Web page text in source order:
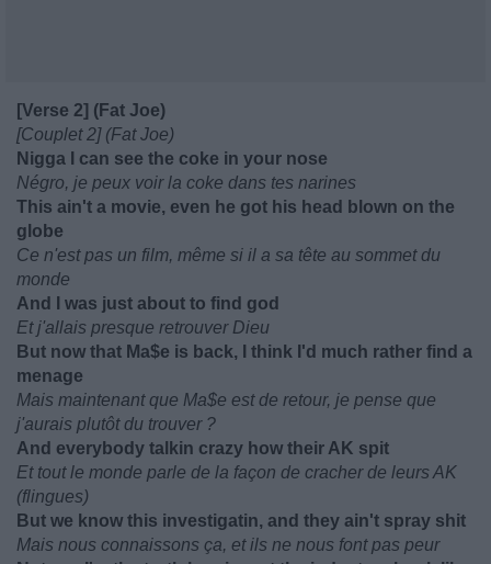
[Verse 2] (Fat Joe)
[Couplet 2] (Fat Joe)
Nigga I can see the coke in your nose
Négro, je peux voir la coke dans tes narines
This ain't a movie, even he got his head blown on the
globe
Ce n'est pas un film, même si il a sa tête au sommet du
monde
And I was just about to find god
Et j'allais presque retrouver Dieu
But now that Ma$e is back, I think I'd much rather find a
menage
Mais maintenant que Ma$e est de retour, je pense que
j'aurais plutôt du trouver ?
And everybody talkin crazy how their AK spit
Et tout le monde parle de la façon de cracher de leurs AK
(flingues)
But we know this investigatin, and they ain't spray shit
Mais nous connaissons ça, et ils ne nous font pas peur